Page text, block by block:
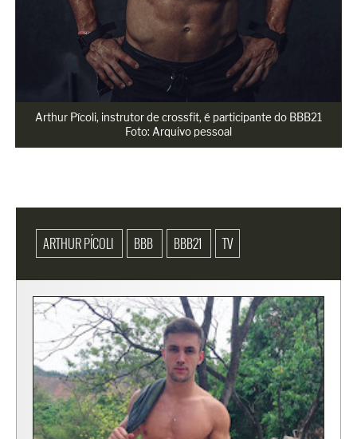
Arthur Pícoli, instrutor de crossfit, é participante do BBB21
Foto: Arquivo pessoal
ARTHUR PÍCOLI BBB BBB21 TV